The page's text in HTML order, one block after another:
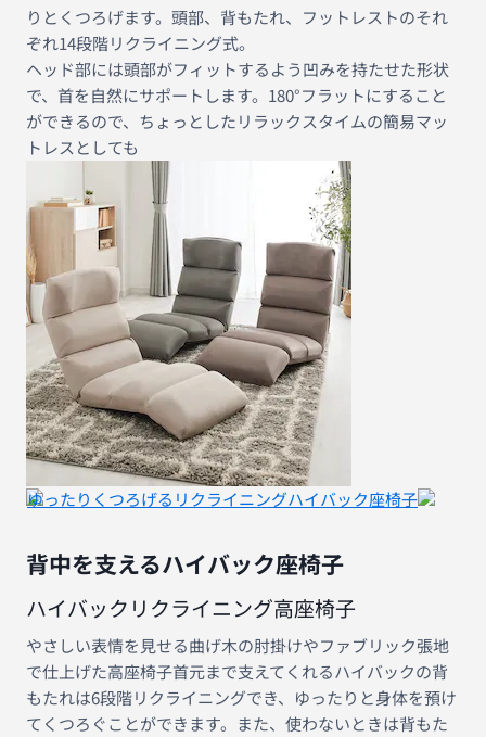
りとくつろげます。頭部、背もたれ、フットレストのそれ
ぞれ14段階リクライニング式。
ヘッド部には頭部がフィットするよう凹みを持たせた形状
で、首を自然にサポートします。180°フラットにすること
ができるので、ちょっとしたリラックスタイムの簡易マッ
トレスとしても
ゆったりくつろげるリクライニングハイバック座椅子
背中を支えるハイバック座椅子
ハイバックリクライニング高座椅子
やさしい表情を見せる曲げ木の肘掛けやファブリック張地
で仕上げた高座椅子首元まで支えてくれるハイバックの背
もたれは6段階リクライニングでき、ゆったりと身体を預け
てくつろぐことができます。また、使わないときは背もた